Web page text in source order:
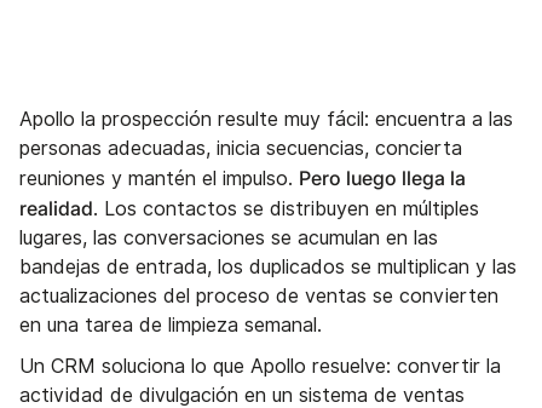
Apollo la prospección resulte muy fácil: encuentra a las
personas adecuadas, inicia secuencias, concierta
reuniones y mantén el impulso. Pero luego llega la
realidad. Los contactos se distribuyen en múltiples
lugares, las conversaciones se acumulan en las
bandejas de entrada, los duplicados se multiplican y las
actualizaciones del proceso de ventas se convierten
en una tarea de limpieza semanal.
Un CRM soluciona lo que Apollo resuelve: convertir la
actividad de divulgación en un sistema de ventas